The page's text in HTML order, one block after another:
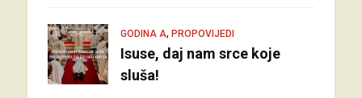
GODINA A, PROPOVIJEDI
Isuse, daj nam srce koje
sluša!